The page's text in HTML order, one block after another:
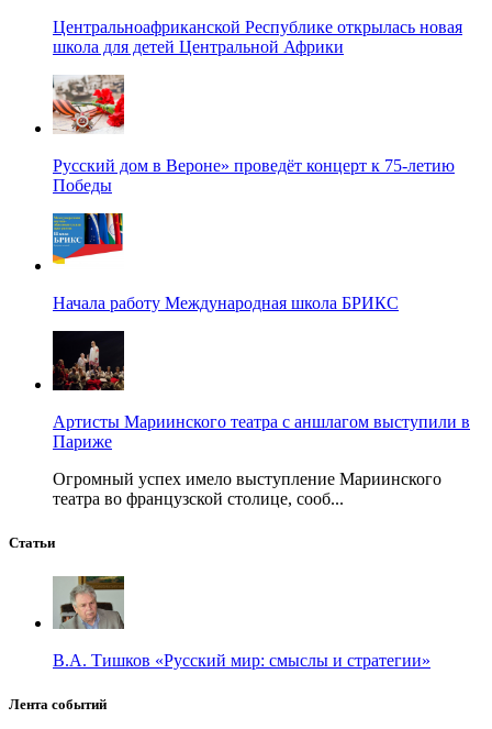
Центральноафриканской Республике открылась новая
школа для детей Центральной Африки
Русский дом в Вероне» проведёт концерт к 75-летию
Победы
Начала работу Международная школа БРИКС
Артисты Мариинского театра с аншлагом выступили в
Париже
Огромный успех имело выступление Мариинского
театра во французской столице, сооб...
Статьи
В.А. Тишков «Русский мир: смыслы и стратегии»
Лента событий